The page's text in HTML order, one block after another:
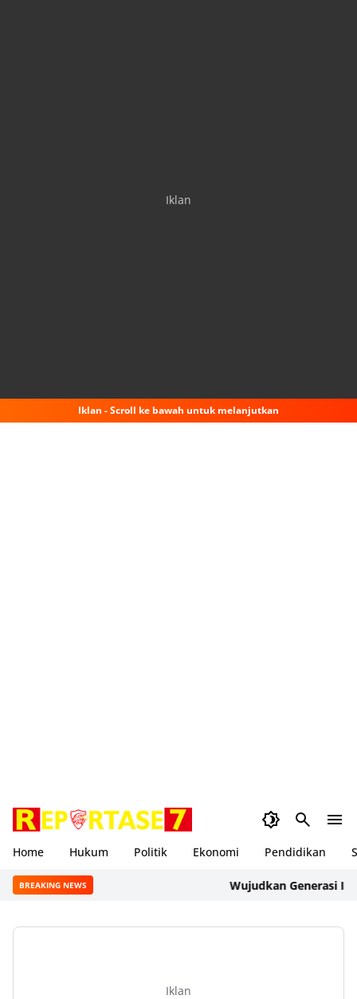
Iklan
Iklan - Scroll ke bawah untuk melanjutkan
Home Hukum Politik Ekonomi Pendidikan
BREAKING NEWS Wujudkan Generasi
Iklan